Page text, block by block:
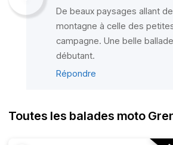
De beaux paysages allant
montagne à celle des
campagne. Une belle
débutant.
Répondre
Toutes les balades moto